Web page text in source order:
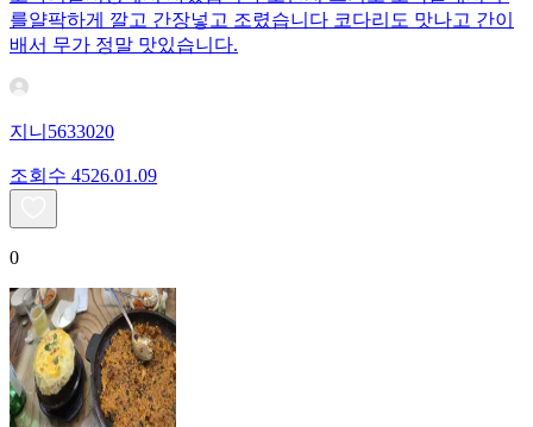
를얄팍하게 깔고 간장넣고 조렸습니다 코다리도 맛나고 간이
배서 무가 정말 맛있습니다.
지니5633020
조회수 4526.01.09
0